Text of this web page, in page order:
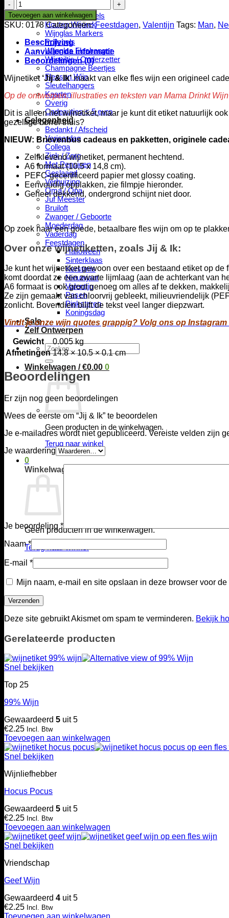
Kaarsen
Houten Wijnlabels
Houten Wijnrek
Wijnglas Markers
Pollepels
Wijnglas Fleshanger
Wijnviltje / Onderzetter
Champagne Beertjes
Flessen Wijn
Sleutelhangers
Kaarten
Overig
Cadeautjes < 5 euro
Gelegenheid
Bedankt / Afscheid
Verjaardag
Collega
Ziek / Zorg
Met Pensioen
Geslaagd
Verhuizing
Oma / Opa
Juf Meester
Bruiloft
Zwanger / Geboorte
Moederdag
Vaderdag
Feestdagen
Halloween
Sinterklaas
Kerstmis
Nieuwjaar
Valentijn
Pasen
Pinksteren
Koningsdag
Sale
Zelf Ontwerpen
Zoeken
naar:
Winkelwagen /€0.00 0
Geen producten in de winkelwagen.
Terug naar winkel
0
Winkelwagen
Geen producten in de winkelwagen.
Terug naar winkel
Jij
&
Ik
aantal
Toevoegen aan winkelwagen
SKU: 0178 Categorieën:Feestdagen, Valentijn Tags: Man,
Beschrijving
Aanvullende informatie
Beoordelingen (0)
Wijnetiket ‘Jij & Ik’maakt van elke fles wijn een origineel
Op de ontwerpen, illustraties en teksten van Mama Drinkt
Dit is alleen het wijnetiket, maar je kunt dit etiket natuurlijk ook
gezellige borrel thuis?
NIEUW: Brievenbus cadeaus en pakketten, originele
Zelfklevend wijnetiket, permanent hechtend.
A6 formaat (10,5 x 14,8 cm).
PEFC-gecertificeerd papier met glossy coating.
Eenvoudig opplakken, zie filmpje hieronder.
Geheel dekkend, ondergrond schijnt niet door.
Op zoek naar een goede, betaalbare fles wijn om op te
Over onze wijnetiketten, zoals Jij & Ik:
Je kunt het wijnetiket gewoon over een bestaand etiket op
komt doordat ze een zwarte lijmlaag (aan de achterkant van
A6 formaat is ook groot genoeg om alles af te dekken,
Ze zijn gemaakt van chloorvrij gebleekt, milieuvriendelijk
zonlicht. Bovendien blijft de tekst veel langer diepzwart.
Vindt je onze wijn quotes grappig? Volg ons op
Gewicht
0.005 kg
Afmetingen 14.8 × 10.5 × 0.1 cm
Beoordelingen
Er zijn nog geen beoordelingen
Wees de eerste om “Jij & Ik” te beoordelen
Je e-mailadres wordt niet gepubliceerd. Vereiste velden zijn
Je waardering
Je beoordeling *
Naam*
E-mail *
Mijn naam, e-mail en site opslaan in deze browser voor
Deze site gebruikt Akismet om spam te verminderen. Bekijk
Gerelateerde producten
Snel bekijken
Top 25
99% Wijn
Gewaardeerd 5 uit 5
€2.25 Incl. Btw
Toevoegen aan winkelwagen
Snel bekijken
Wijnliefhebber
Hocus Pocus
Gewaardeerd 5 uit 5
€2.25 Incl. Btw
Toevoegen aan winkelwagen
Snel bekijken
Vriendschap
Geef Wijn
Gewaardeerd 4 uit 5
€2.25 Incl. Btw